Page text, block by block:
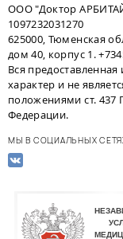
ООО "Доктор
1097232031270
625000, Тюменская
дом 40, корпус 1.
Вся
характер и не
положениями ст. 437
Федерации.
МЫ В СОЦИАЛЬНЫХ